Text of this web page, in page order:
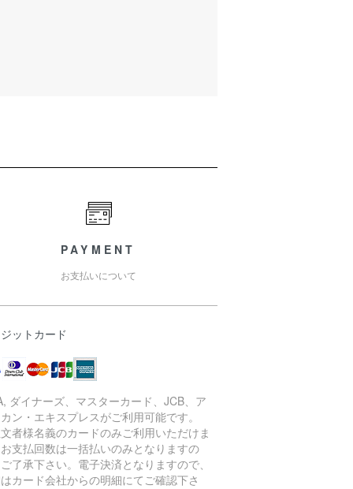
PAYMENT
お支払いについて
ットカード
ダイナーズ、マスターカード、JCB、ア
ン・エキスプレスがご利用可能です。
者様名義のカードのみご利用いただけま
支払回数は一括払いのみとなりますの
了承下さい。電子決済となりますので、
カード会社からの明細にてご確認下さ